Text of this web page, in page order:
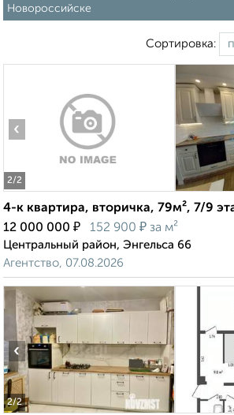
Новороссийске
Сортировка:
2/2
‹
4-к квартира, вторичка, 79м², 7/9
12 000 000 ₽ 152 900 ₽ за м²
Центральный район, Энгельса 66
Агентство, 07.08.2026
2/2
‹